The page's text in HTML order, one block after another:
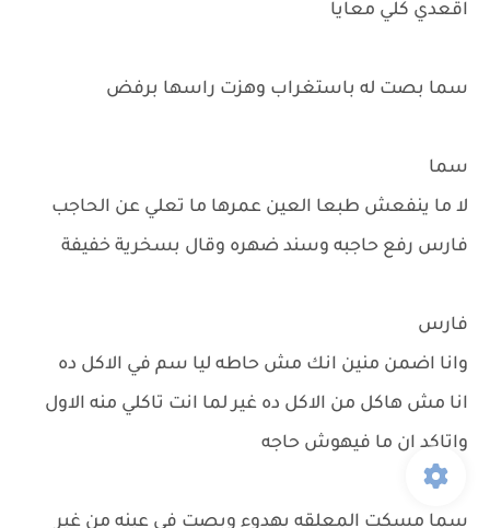
اقعدي كلي معايا
سما بصت له باستغراب وهزت راسها برفض
سما
لا ما ينفعش طبعا العين عمرها ما تعلي عن الحاجب
فارس رفع حاجبه وسند ضهره وقال بسخرية خفيفة
فارس
وانا اضمن منين انك مش حاطه ليا سم في الاكل ده
انا مش هاكل من الاكل ده غير لما انت تاكلي منه الاول
واتاكد ان ما فيهوش حاجه
سما مسكت المعلقه بهدوء وبصت في عينه من غير